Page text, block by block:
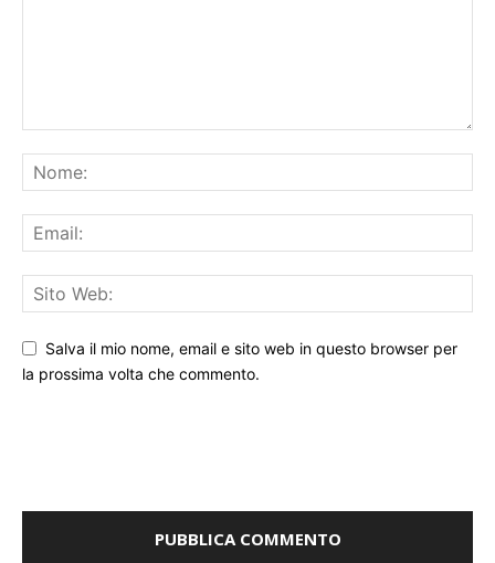
Salva il mio nome, email e sito web in questo browser per
la prossima volta che commento.